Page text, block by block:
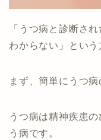
「うつ病と診断さ
わからない」という
まず、簡単にうつ
うつ病は精神疾患
う病です。